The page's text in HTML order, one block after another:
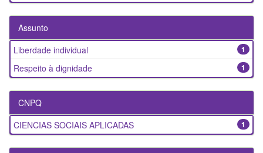
Assunto
1
Liberdade individual
1
Respeito à dignidade
CNPQ
1
CIENCIAS SOCIAIS APLICADAS